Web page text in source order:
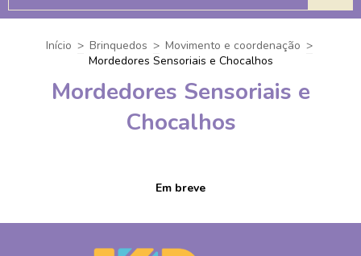
Início > Brinquedos > Movimento e coordenação >
Mordedores Sensoriais e Chocalhos
Mordedores Sensoriais e
Chocalhos
Em breve